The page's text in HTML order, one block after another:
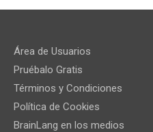
Área de Usuarios
Pruébalo Gratis
Términos y Condiciones
Política de Cookies
BrainLang en los medios